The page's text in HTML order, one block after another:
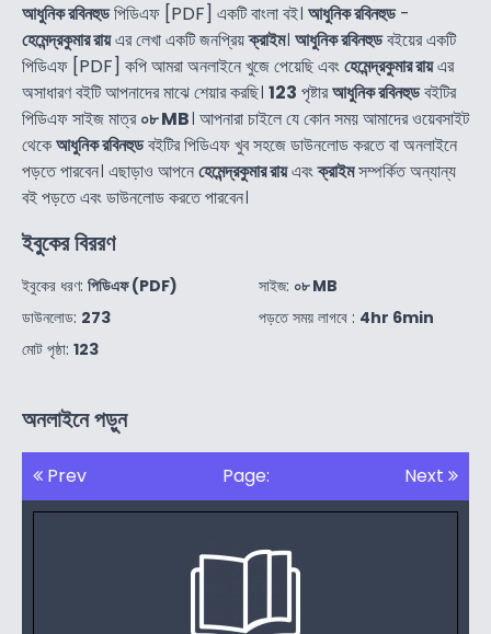
আধুনিক রবিনহুডপিডিএফ [PDF] একটি বাংলা বই। আধুনিক রবিনহুড-
হেমেন্দ্রকুমার রায়এর লেখা একটি জনপ্রিয়ক্রাইম। আধুনিক রবিনহুডবইয়ের একটি
পিডিএফ [PDF] কপি আমরা অনলাইনে খুজে পেয়েছি এবংহেমেন্দ্রকুমার রায়এর
অসাধারণ বইটি আপনাদের মাঝে শেয়ার করছি। 123 পৃষ্টারআধুনিক রবিনহুডবইটির
পিডিএফ সাইজ মাত্র০৮ MB। আপনারা চাইলে যে কোন সময় আমাদের ওয়েবসাইট
থেকেআধুনিক রবিনহুডবইটির পিডিএফ খুব সহজে ডাউনলোড করতে বা অনলাইনে
পড়তে পারবেন। এছাড়াও আপনেহেমেন্দ্রকুমার রায়এবংক্রাইমসম্পর্কিত অন্যান্য
বই পড়তে এবং ডাউনলোড করতে পারবেন।
ইবুকের বিররণ
ইবুকের ধরণ: পিডিএফ (PDF)
ডাউনলোড: 273
মোট পৃষ্ঠা: 123
সাইজ: ০৮ MB
পড়তে সময় লাগবে : 4hr 6min
অনলাইনে পড়ুন
Prev Page: Next